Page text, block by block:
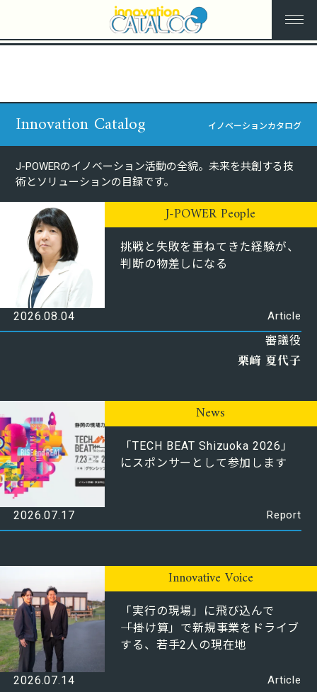
Prev Next
Innovation Catalog イノベーションカタログ
J-POWERのイノベーション活動の全貌。未来を共創する技
術とソリューションの目録です。
J-POWER People
挑戦と失敗を重ねてきた経験が、
判断の物差しになる
2026.08.04 Article
審議役
栗﨑 夏代子
News
「TECH BEAT Shizuoka 2026」
にスポンサーとして参加します
2026.07.17 Report
Innovative Voice
「実行の現場」に飛び込んで
――「掛け算」で新規事業をドライブ
する、若手2人の現在地
2026.07.14 Article